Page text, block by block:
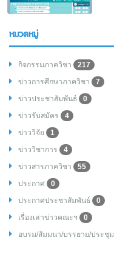
หมวดหมู่
กิจกรรมภาควิชา
217
ข่าวการศึกษาภาควิชา
7
ข่าวประชาสัมพันธ์
0
ข่าวรับสมัคร
4
ข่าววิจัย
1
ข่าววิชาการ
4
ข่าวสารภาควิชา
55
ประกาศ
0
ประกาศประชาสัมพันธ์
0
เรื่องเล่าข่าวคณะฯ
0
อบรม/สัมมนา/บรรยาย/ประชุม